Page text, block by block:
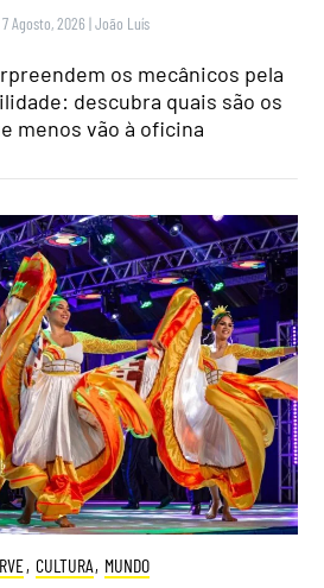
Agosto, 2026 |João Luís
os mecânicos pela
descubra quais são os
menos vão à oficina
, CULTURA, MUNDO